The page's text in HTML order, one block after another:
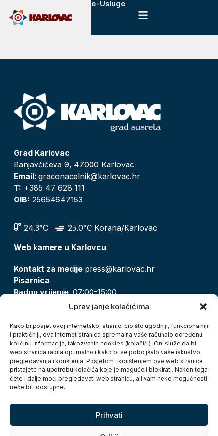
Upravljanje kolačićima
Kako bi posjet ovoj internetskoj stranici bio što ugodniji, funkcionalniji
i praktičniji, ova internet stranica sprema na vaše računalo određenu
količinu informacija, takozvanih cookies (kolačići). Oni služe da bi
web stranica radila optimalno i kako bi se poboljšalo vaše iskustvo
pregledavanja i korištenja. Posjetom i korištenjem ove web stranice
pristajete na upotrebu kolačića koje je moguće i blokirati. Nakon toga
ćete i dalje moći pregledavati web stranicu, ali vam neke mogućnosti
neće biti dostupne.
Prihvati
e-Usluge
Grad Karlovac
Banjavčićeva 9, 47000 Karlovac
Email: gradonacelnik@karlovac.hr
T: +385 47 628 111
OIB: 25654647153
24.3°C
25.0°C Korana/Karlovac
Web kamere u Karlovcu
Kontakt za medije press@karlovac.hr
Pisarnica
Radno vrijeme: 07:00-15:00
pisarnica@karlovac.hr
Zaštita osobnih podataka
Pristup informacijama
Kolačići
Izjava o pristupačnosti
Turistička zajednica grada Karlovca